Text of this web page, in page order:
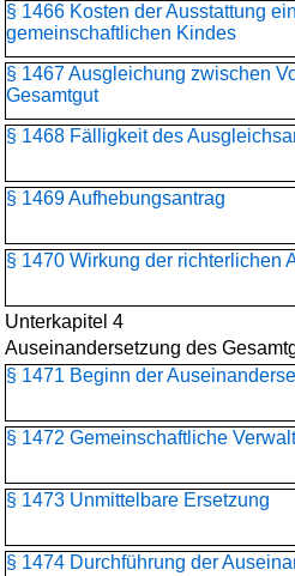
§ 1466 Kosten der Ausstattung
gemeinschaftlichen Kindes
§ 1467 Ausgleichung zwischen
Gesamtgut
§ 1468 Fälligkeit des
§ 1469 Aufhebungsantrag
§ 1470 Wirkung der richterlichen
Unterkapitel 4
Auseinandersetzung des
§ 1471 Beginn der
§ 1472 Gemeinschaftliche
§ 1473 Unmittelbare Ersetzung
§ 1474 Durchführung der